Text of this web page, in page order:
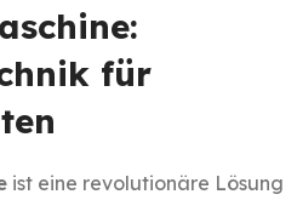
für
ist eine revolutionäre Lösung